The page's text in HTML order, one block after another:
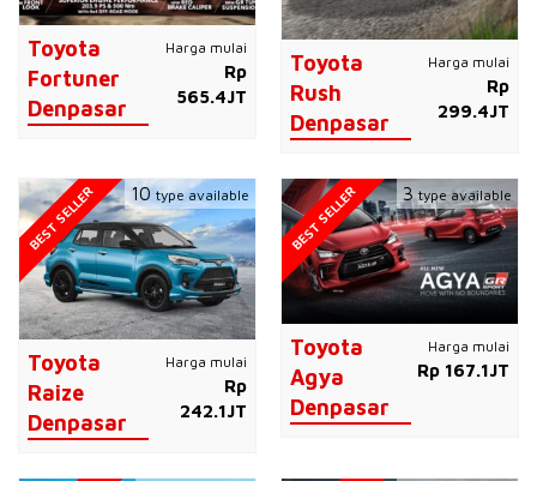
Toyota
Fortuner
Denpasar
Harga mulai
Rp
565.4JT
Toyota
Rush
Denpasar
Harga mulai
Rp
299.4JT
Toyota
Raize
Denpasar
Harga mulai
Rp
242.1JT
BEST SELLER 10 type available
Toyota
Agya
Denpasar
Harga mulai
Rp 167.1JT
BEST SELLER 3type available